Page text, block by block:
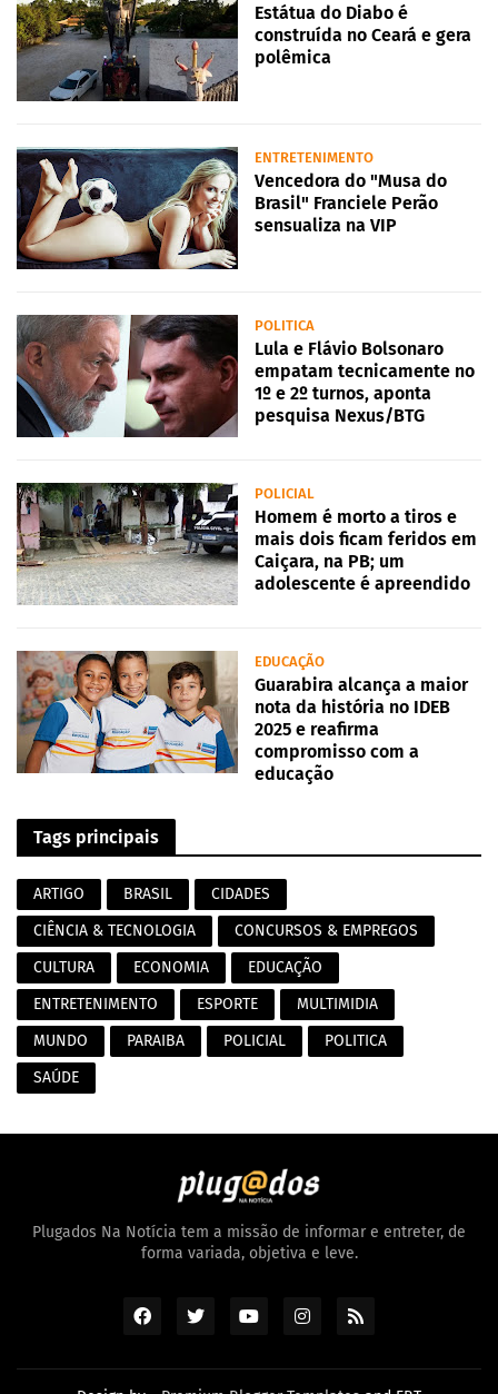
Estátua do Diabo é
construída no Ceará e gera
polêmica
ENTRETENIMENTO
Vencedora do "Musa do
Brasil" Franciele Perão
sensualiza na VIP
POLITICA
Lula e Flávio Bolsonaro
empatam tecnicamente no
1º e 2º turnos, aponta
pesquisa Nexus/BTG
POLICIAL
Homem é morto a tiros e
mais dois ficam feridos em
Caiçara, na PB; um
adolescente é apreendido
EDUCAÇÃO
Guarabira alcança a maior
nota da história no IDEB
2025 e reafirma
compromisso com a
educação
Tags principais
ARTIGO BRASIL
CIDADES
CIÊNCIA & TECNOLOGIA
CONCURSOS & EMPREGOS
CULTURA
ECONOMIA
EDUCAÇÃO
ENTRETENIMENTO
ESPORTE
MULTIMIDIA
MUNDO
PARAIBA POLICIAL
POLITICA
SAÚDE
Plugados Na Notícia tem a missão de informar e entreter, de
forma variada, objetiva e leve.